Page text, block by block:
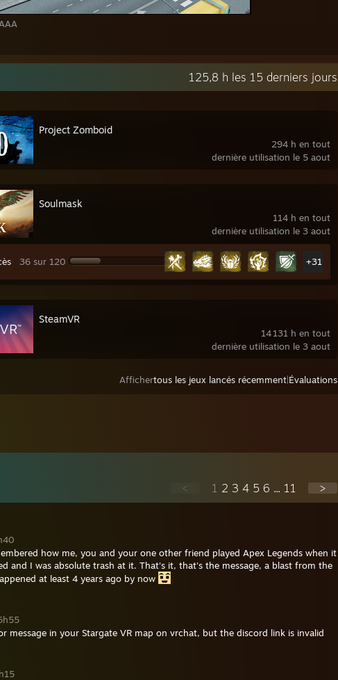
125,8 h les 15 derniers jours
294 h en tout
dernière utilisation le 5 aout
Project Zomboid
114 h en tout
dernière utilisation le 3 aout
Soulmask
36 sur 120 +31
14 131 h en tout
dernière utilisation le 3 aout
SteamVR
Affichertous les jeux lancés récemment Évaluations
< 1 2 3 4 5 6 ... 11 >
how me, you and your one other friend played Apex Legends when it
and I was absolute trash at it. That's it, that's the message, a blast from the
at least 4 years ago by now
message in your Stargate VR map on vrchat, but the discord link is invalid